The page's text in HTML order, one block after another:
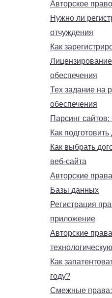
Авторское
Нужно ли
отчуждения
Как
обеспечения
Тех задание на
обеспечения
Парсинг сайтов:
Как
Как выбрать
веб-сайта
Авторские
Базы данных
Регистрация
приложение
Авторские
Как
году?
Смежные права: